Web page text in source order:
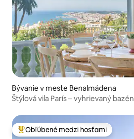
Bývanie v meste Benalmádena
Štýlová vila París – vyhrievaný bazén
Najobľúbenejšie medzi hosťami
Obľúbené medzi hosťami